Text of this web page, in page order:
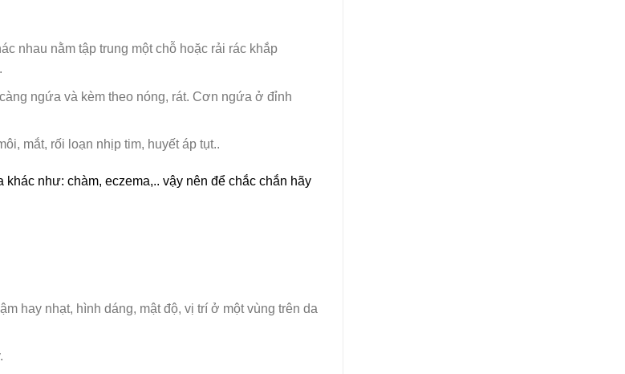
nhau nằm tập trung một chỗ hoặc rải rác khắp
ngứa và kèm theo nóng, rát. Cơn ngứa ở đỉnh
mắt, rối loạn nhịp tim, huyết áp tụt..
như: chàm, eczema,.. vậy nên để chắc chắn hãy
hay nhạt, hình dáng, mật độ, vị trí ở một vùng trên da